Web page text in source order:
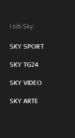
I siti Sky:
SKY SPORT
SKY TG24
SKY VIDEO
SKY ARTE